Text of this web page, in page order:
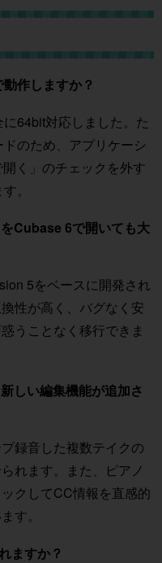
作しますか？
64bit対応しました。た
のため、アプリケーシ
く」のチェックを外す
。
Cubase 6で開いても大
5をベースに開発され
性が高く、バグなく安
うことなく移行できま
しい編集機能が追加さ
録音した複数テイクの
れます。また、ピアノ
クしてCC情報を直感的
す。
ますか？